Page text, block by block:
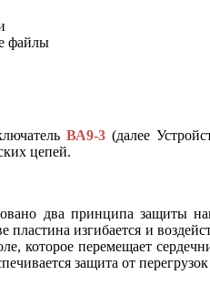
файлы
ВА9-3(далее
цепей.
два принципа защиты
пластина изгибается и
которое перемещает
защита от